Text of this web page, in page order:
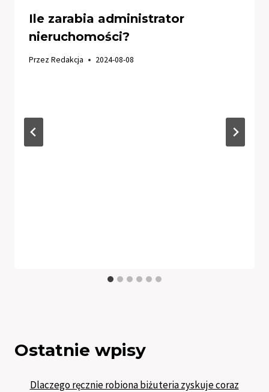
Ile zarabia administrator
nieruchomości?
PrzezRedakcja 2024-08-08
Ostatnie wpisy
Dlaczego ręcznie robiona biżuteria zyskuje coraz